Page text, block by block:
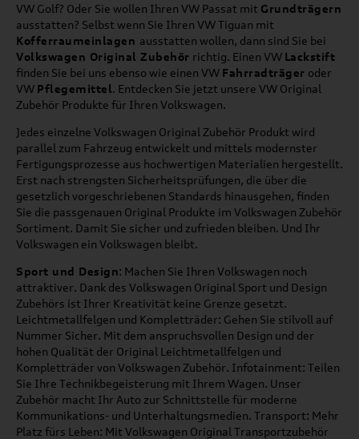
VW Golf? Oder Sie wollen Ihren VW Passat mit Grundträgern
ausstatten? Selbst wenn Sie Ihren VW Tiguan mit
Kofferraumeinlagen ausstatten wollen, dann sind Sie bei
Volkswagen Original Zubehör richtig. Einen VW Lackstift
finden Sie bei uns ebenso wie einen VW Fahrradträger oder
VW Pflegemittel. Entdecken Sie jetzt unsere VW Original
Zubehör Produkte für Ihren Volkswagen.
Jedes einzelne Volkswagen Original Zubehör Produkt wird
parallel zum Fahrzeug entwickelt und mittels modernster
Fertigungsprozesse aus hochwertigen Materialien hergestellt.
Erst nach strengsten Sicherheitsprüfungen, die über die
gesetzlich vorgeschriebenen Standards hinausgehen, finden
Sie die passgenauen Original Produkte im Volkswagen Zubehör
Sortiment. Damit Sie sicher und zufrieden bleiben. Und Ihr
Volkswagen ein Volkswagen bleibt.
Sport und Design: Machen Sie Ihren Volkswagen noch
attraktiver. Dank des Volkswagen Original Sport und Design
Zubehörs ist Ihrer Kreativität keine Grenze gesetzt.
Leichtmetallfelgen und Kompletträder: Gehen Sie stilvoll auf
Nummer Sicher. Mit dem anspruchsvollen Design und der
hohen Qualität der Original Leichtmetallfelgen und
Kompletträder von Volkswagen Zubehör. Infotainment: Teilen
Sie Ihre Technikbegeisterung mit Ihrem Wagen. Unser
Zubehör macht Ihr Auto zur Schnittstelle für moderne
Kommunikations- und Unterhaltungsmedien. Transport: Mehr
Platz fürs Leben: Mit Volkswagen Original Transportzubehör